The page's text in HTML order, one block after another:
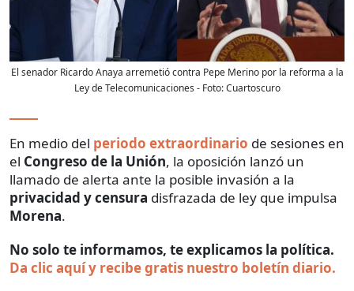
El senador Ricardo Anaya arremetió contra Pepe Merino por la reforma a la
Ley de Telecomunicaciones - Foto:Cuartoscuro
En medio del periodo extraordinario de sesiones en
el Congreso de la Unión, la oposición lanzó un
llamado de alerta ante la posible invasión a la
privacidad y censura disfrazada de ley que impulsa
Morena.
No solo te informamos, te explicamos la política.
Da clic aquí y recibe gratis nuestro boletín diario.